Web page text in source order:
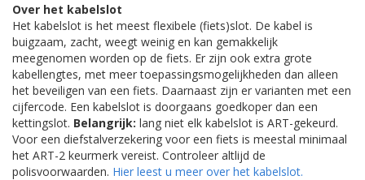
Over het kabelslot
Het kabelslot is het meest flexibele (fiets)slot. De kabel is
buigzaam, zacht, weegt weinig en kan gemakkelijk
meegenomen worden op de fiets. Er zijn ook extra grote
kabellengtes, met meer toepassingsmogelijkheden dan alleen
het beveiligen van een fiets. Daarnaast zijn er varianten met een
cijfercode. Een kabelslot is doorgaans goedkoper dan een
kettingslot. Belangrijk: lang niet elk kabelslot is ART-gekeurd.
Voor een diefstalverzekering voor een fiets is meestal minimaal
het ART-2 keurmerk vereist. Controleer altlijd de
polisvoorwaarden. Hier leest u meer over het kabelslot.